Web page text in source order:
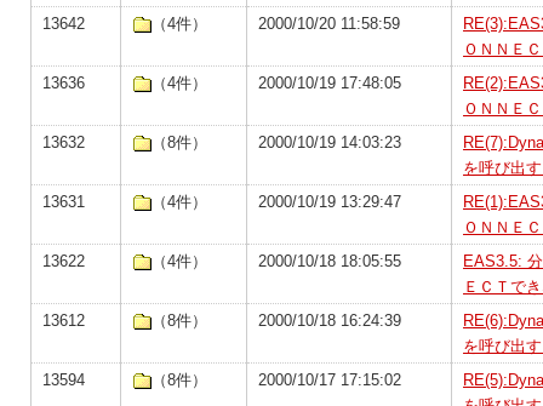
13642
（4件） 2000/10/20 11:58:59
ＯＮＮＥ
13636
（4件） 2000/10/19 17:48:05
ＯＮＮＥ
13632
（8件） 2000/10/19 14:03:23
を呼び出
13631
（4件） 2000/10/19 13:29:47
ＯＮＮＥ
13622
（4件） 2000/10/18 18:05:55
EAS3.5:
ＥＣＴで
13612
（8件） 2000/10/18 16:24:39
を呼び出
13594
（8件） 2000/10/17 17:15:02